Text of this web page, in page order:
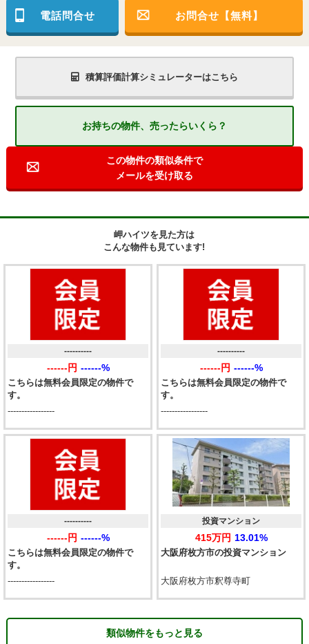
電話問合せ お問合せ【無料】
積算評価計算シミュレーターはこちら
お持ちの物件、売ったらいくら？
この物件の類似条件で
メールを受け取る
岬ハイツを見た方は
こんな物件も見ています!
こちらは無料会員限定の物件で
す。
----------
------円 ------%
-----------------
こちらは無料会員限定の物件で
す。
----------
------円 ------%
-----------------
こちらは無料会員限定の物件で
す。
----------
------円 ------%
-----------------
大阪府枚方市の投資マンション
投資マンション
415万円 13.01%
大阪府枚方市釈尊寺町
類似物件をもっと見る